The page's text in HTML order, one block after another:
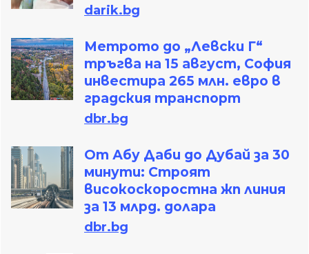
darik.bg
Метрото до „Левски Г“
тръгва на 15 август, София
инвестира 265 млн. евро в
градския транспорт
dbr.bg
От Абу Даби до Дубай за 30
минути: Строят
високоскоростна жп линия
за 13 млрд. долара
dbr.bg